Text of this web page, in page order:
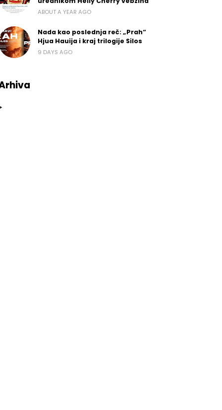
ABOUT A YEAR AGO
Nada kao poslednja reč: „Prah“
Hjua Hauija i kraj trilogije Silos
9 DAYS AGO